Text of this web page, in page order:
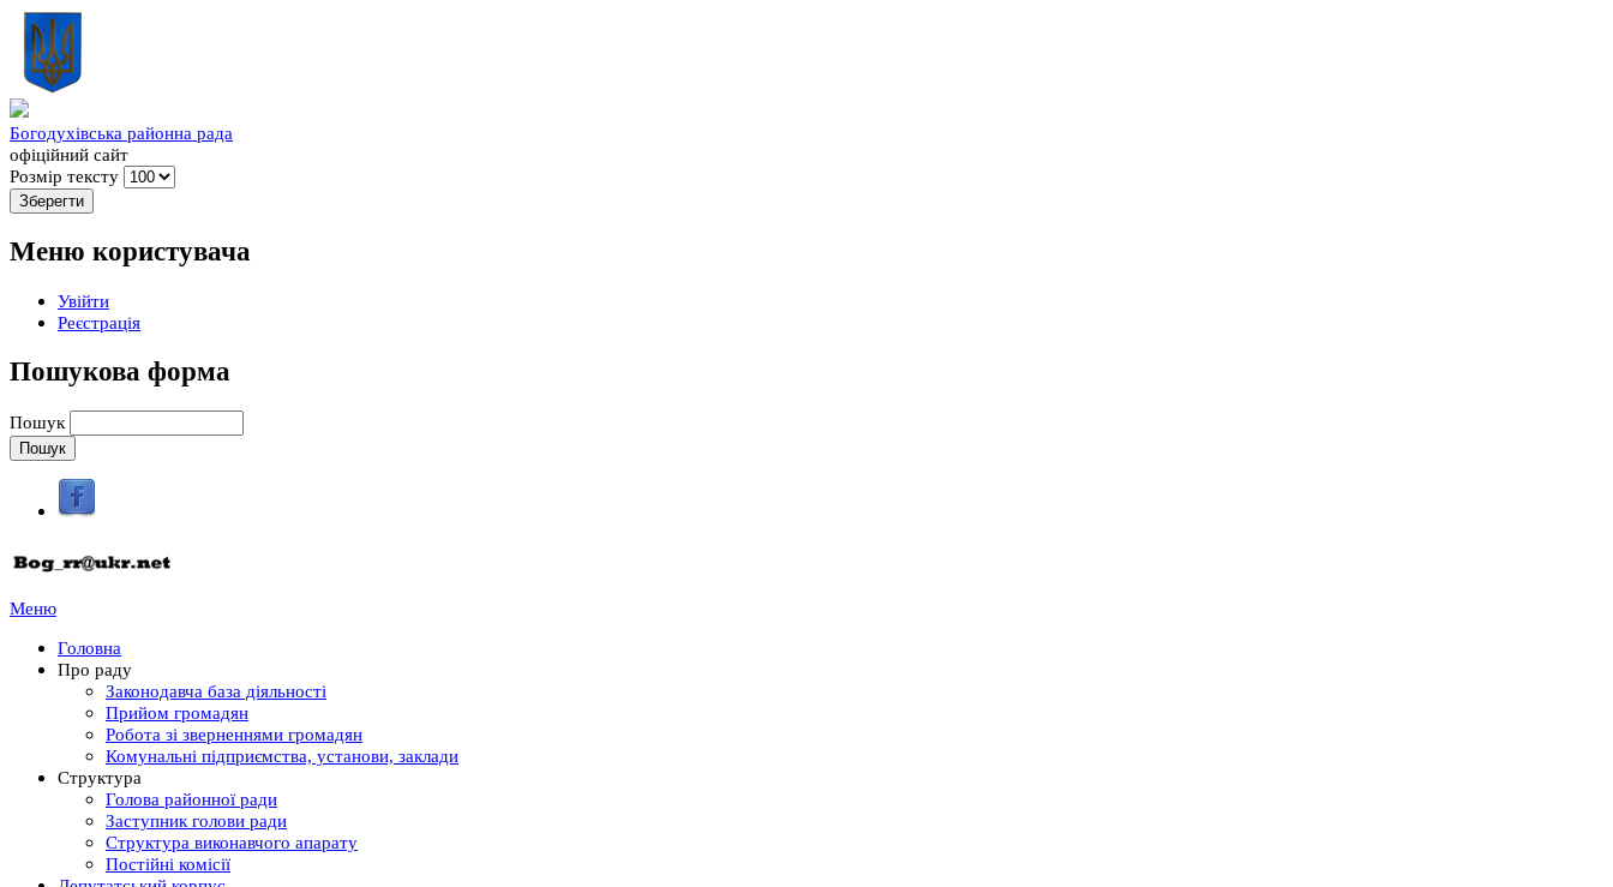
Богодухівська районна рада
офіційний сайт
Розмір тексту
Меню користувача
Увійти
Реєстрація
Пошукова форма
Пошук
Меню
Головна
Про раду
Законодавча база діяльності
Прийом громадян
Робота зі зверненнями громадян
Комунальні підприємства, установи, заклади
Структура
Голова районної ради
Заступник голови ради
Структура виконавчого апарату
Постійні комісії